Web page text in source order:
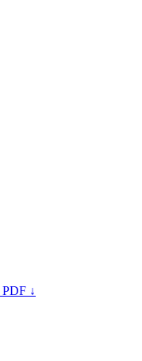
PDF ↓